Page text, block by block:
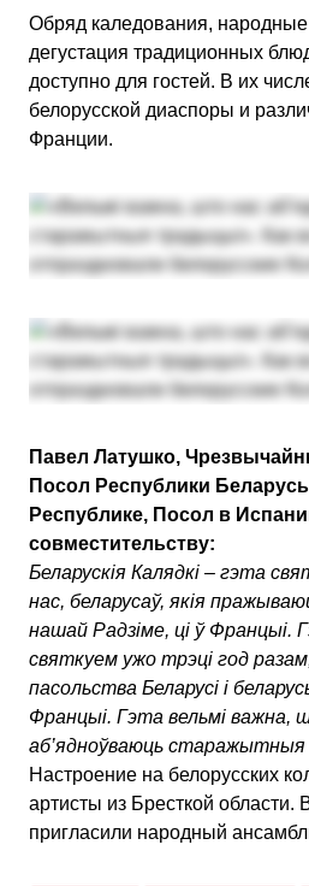
Обряд каледования,
дегустация традиционных
доступно для гостей. В их
белорусской диаспоры и
Франции.
Павел Латушко,
Посол Республики
Республике, Посол в
совместительству:
Беларускія Калядкі – гэта
нас, беларусаў, якія
нашай Радзіме, ці ў Францыі.
святкуем ужо трэці год
пасольства Беларусі і
Францыі. Гэта вельмі важна,
аб’ядноўваюць
Настроение на белорусских
артисты из Бресткой
пригласили народный